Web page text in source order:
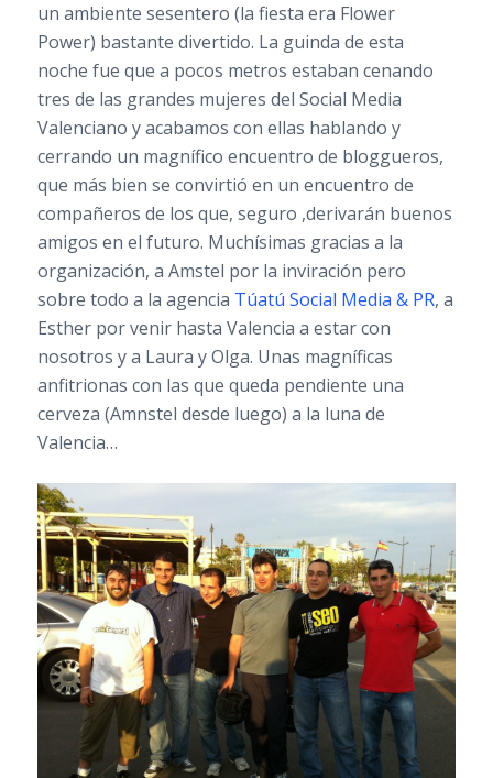
un ambiente sesentero (la fiesta era Flower
Power) bastante divertido. La guinda de esta
noche fue que a pocos metros estaban cenando
tres de las grandes mujeres del Social Media
Valenciano y acabamos con ellas hablando y
cerrando un magnífico encuentro de bloggueros,
que más bien se convirtió en un encuentro de
compañeros de los que, seguro ,derivarán buenos
amigos en el futuro. Muchísimas gracias a la
organización, a Amstel por la inviración pero
sobre todo a la agencia Túatú Social Media & PR, a
Esther por venir hasta Valencia a estar con
nosotros y a Laura y Olga. Unas magníficas
anfitrionas con las que queda pendiente una
cerveza (Amnstel desde luego) a la luna de
Valencia…